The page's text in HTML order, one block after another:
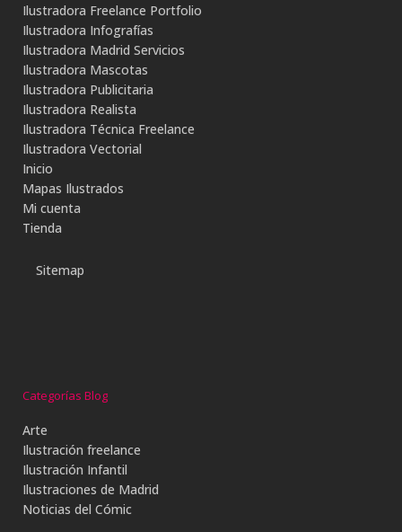
Ilustradora Freelance Portfolio
Ilustradora Infografías
Ilustradora Madrid Servicios
Ilustradora Mascotas
Ilustradora Publicitaria
Ilustradora Realista
Ilustradora Técnica Freelance
Ilustradora Vectorial
Inicio
Mapas Ilustrados
Mi cuenta
Tienda
Sitemap
Categorías Blog
Arte
Ilustración freelance
Ilustración Infantil
Ilustraciones de Madrid
Noticias del Cómic